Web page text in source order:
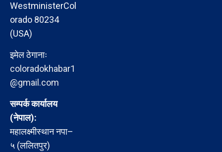
WestministerCol
orado 80234
(USA)
इमेल ठेगानाः
coloradokhabar1
@gmail.com
सम्पर्क कार्यालय
(नेपाल):
महालक्ष्मीस्थान नपा–
५ (ललितपुर)